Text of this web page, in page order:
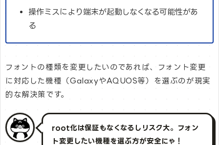
操作ミスにより端末が起動しなくなる可能性があ
る
フォントの種類を変更したいのであれば、フォント変更
に対応した機種（GalaxyやAQUOS等）を選ぶのが現実
的な解決策です。
root化は保証もなくなるしリスク大。フォン
ト変更したい機種を選ぶ方が安全にゃ！